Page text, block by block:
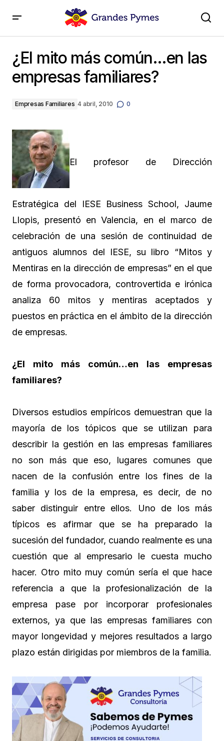
¿El mito más común…en las
empresas familiares?
Empresas Familiares 4 abril, 2010 0
El profesor de Dirección
Estratégica del IESE Business School, Jaume
Llopis, presentó en Valencia, en el marco de
celebración de una sesión de continuidad de
antiguos alumnos del IESE, su libro “Mitos y
Mentiras en la dirección de empresas” en el que
de forma provocadora, controvertida e irónica
analiza 60 mitos y mentiras aceptados y
puestos en práctica en el ámbito de la dirección
de empresas.
¿El mito más común…en las empresas
familiares?
Diversos estudios empíricos demuestran que la
mayoría de los tópicos que se utilizan para
describir la gestión en las empresas familiares
no son más que eso, lugares comunes que
nacen de la confusión entre los fines de la
familia y los de la empresa, es decir, de no
saber distinguir entre ellos. Uno de los más
típicos es afirmar que se ha preparado la
sucesión del fundador, cuando realmente es una
cuestión que al empresario le cuesta mucho
hacer. Otro mito muy común sería el que hace
referencia a que la profesionalización de la
empresa pase por incorporar profesionales
externos, ya que las empresas familiares con
mayor longevidad y mejores resultados a largo
plazo están dirigidas por miembros de la familia.